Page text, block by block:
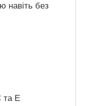
навіть без
та Е